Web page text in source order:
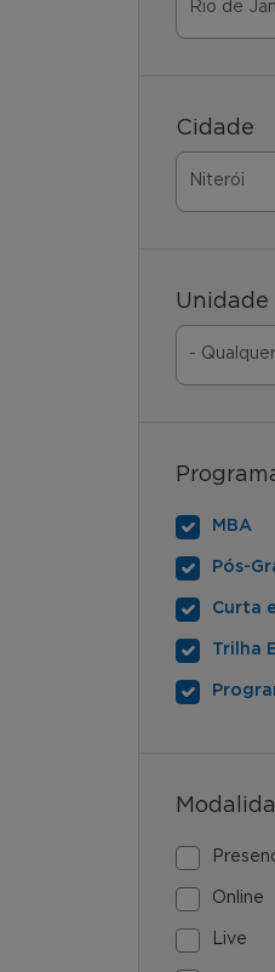
Cidade
Unidade
MBA
Pós-
Curta
Trilha
Online
Live